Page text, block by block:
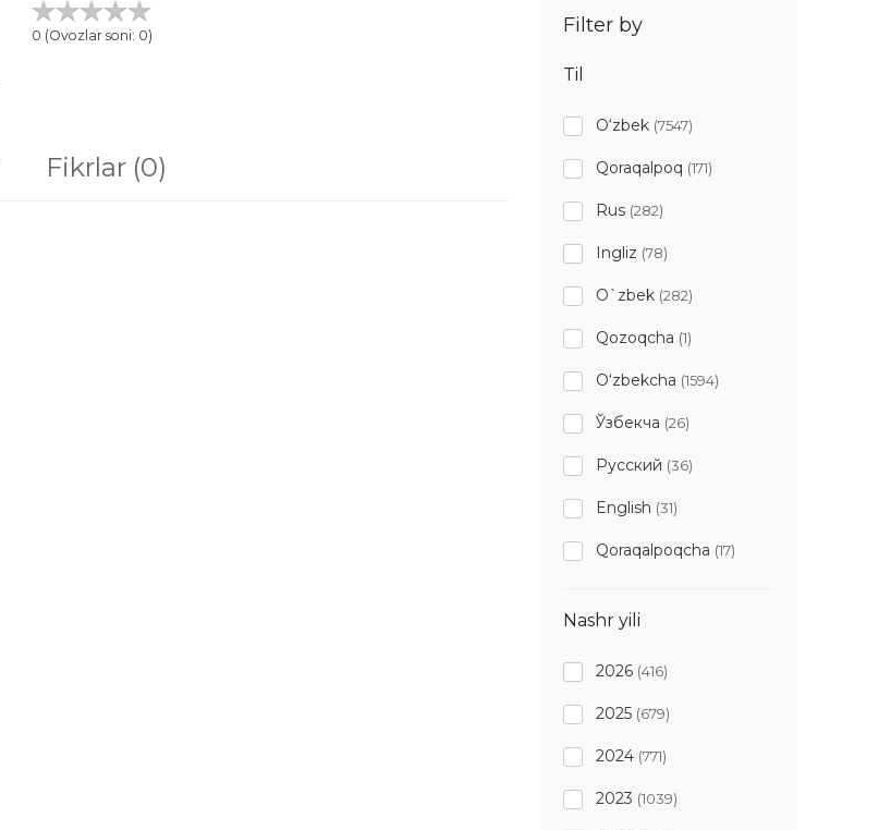
0 (Ovozlar soni: 0)
Fikrlar (0)
Filter by
Til
O‘zbek (7547)
Qoraqalpoq (171)
Rus (282)
Ingliz (78)
O`zbek (282)
Qozoqcha (1)
O‘zbekcha (1594)
Ўзбекча (26)
Русский (36)
English (31)
Qoraqalpoqcha (17)
Nashr yili
2026 (416)
2025 (679)
2024 (771)
2023 (1039)